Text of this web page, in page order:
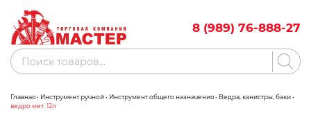
content
8 (989) 76-888-27
Акции Бренды
Поиск
товаров
Главная• Инструмент ручной• Инструмент общего назначения• Ведра, канистры, баки•
ведро мет. 12л